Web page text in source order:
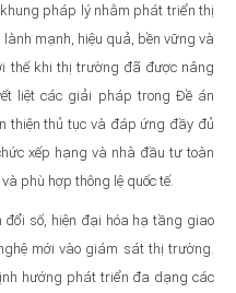
pháp lý nhằm phát triển thị
mạnh, hiệu quả, bền vững và
thế khi thị trường đã được nâng
liệt các giải pháp trong Đề án
thiện thủ tục và đáp ứng đầy đủ
xếp hạng và nhà đầu tư toàn
phù hợp thông lệ quốc tế.
số, hiện đại hóa hạ tầng giao
mới vào giám sát thị trường.
hướng phát triển đa dạng các